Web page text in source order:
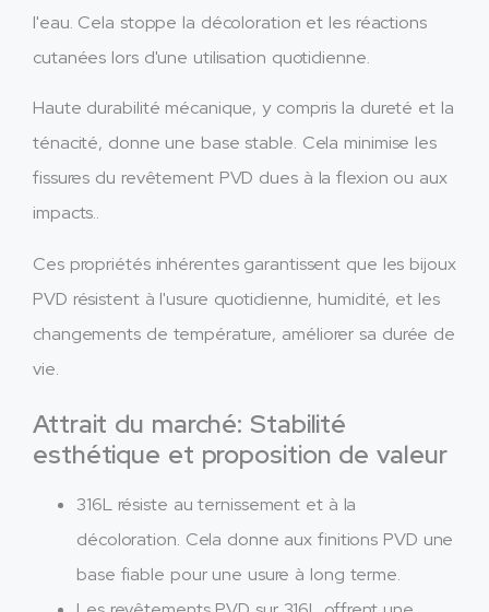
l'eau. Cela stoppe la décoloration et les réactions
cutanées lors d'une utilisation quotidienne.
Haute durabilité mécanique, y compris la dureté et la
ténacité, donne une base stable. Cela minimise les
fissures du revêtement PVD dues à la flexion ou aux
impacts..
Ces propriétés inhérentes garantissent que les bijoux
PVD résistent à l'usure quotidienne, humidité, et les
changements de température, améliorer sa durée de
vie.
Attrait du marché: Stabilité
esthétique et proposition de valeur
316L résiste au ternissement et à la
décoloration. Cela donne aux finitions PVD une
base fiable pour une usure à long terme.